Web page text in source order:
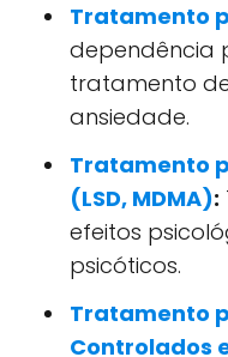
Tratamento
dependência
tratamento
ansiedade.
Tratamento
(LSD, MDMA):
efeitos
psicóticos.
Tratamento
Controlados